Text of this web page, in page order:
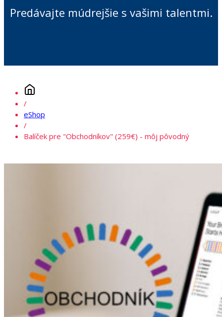
Predávajte múdrejšie s vašimi talentmi.
/
eShop
/
Balíček pre "Obchodníkov" (259€) - môj pôvodný